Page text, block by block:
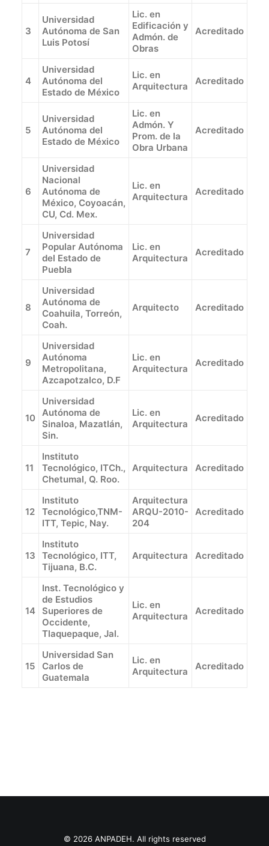
3
Universidad
Autónoma de San
Luis Potosí
Lic. en
Edificación y
Admón. de
Obras
Acreditado
4
Universidad
Autónoma del
Estado de México
Lic. en
Arquitectura
Acreditado
5
Universidad
Autónoma del
Estado de México
Lic. en
Admón. Y
Prom. de la
Obra Urbana
Acreditado
6
Universidad
Nacional
Autónoma de
México, Coyoacán,
CU, Cd. Mex.
Lic. en
Arquitectura
Acreditado
7
Universidad
Popular Autónoma
del Estado de
Puebla
Lic. en
Arquitectura
Acreditado
8
Universidad
Autónoma de
Coahuila, Torreón,
Coah.
Arquitecto Acreditado
9
Universidad
Autónoma
Metropolitana,
Azcapotzalco, D.F
Lic. en
Arquitectura
Acreditado
10
Universidad
Autónoma de
Sinaloa, Mazatlán,
Sin.
Lic. en
Arquitectura
Acreditado
11
Instituto
Tecnológico, ITCh.,
Chetumal, Q. Roo.
Arquitectura Acreditado
12
Instituto
Tecnológico,TNM-
ITT, Tepic, Nay.
Arquitectura
ARQU-2010-
204
Acreditado
13
Instituto
Tecnológico, ITT,
Tijuana, B.C.
Arquitectura Acreditado
14
Inst. Tecnológico y
de Estudios
Superiores de
Occidente,
Tlaquepaque, Jal.
Lic. en
Arquitectura
Acreditado
15
Universidad San
Carlos de
Guatemala
Lic. en
Arquitectura
Acreditado
© 2026 ANPADEH. All rights reserved